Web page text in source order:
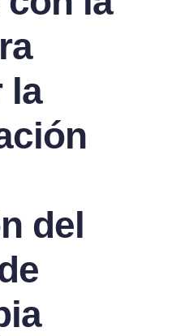
la
del